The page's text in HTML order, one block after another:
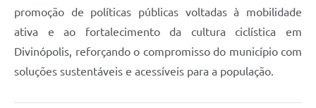
promoção de políticas públicas voltadas à mobilidade
ativa e ao fortalecimento da cultura ciclística em
Divinópolis, reforçando o compromisso do município com
soluções sustentáveis e acessíveis para a população.